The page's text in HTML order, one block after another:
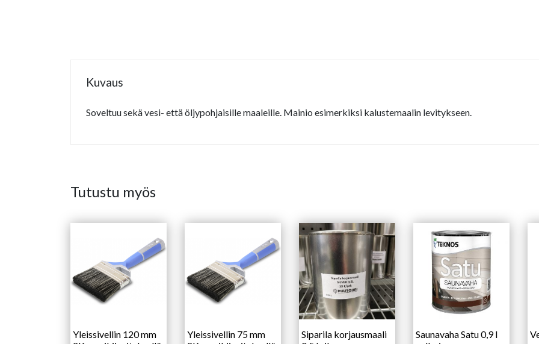
Kuvaus
Soveltuu sekä vesi- että öljypohjaisille maaleille. Mainio esimerkiksi kalustemaalin levitykseen.
Tutustu myös
Yleissivellin 120 mm
Yleissivellin 75 mm
Siparila korjausmaali
Saunavaha Satu 0,9 l